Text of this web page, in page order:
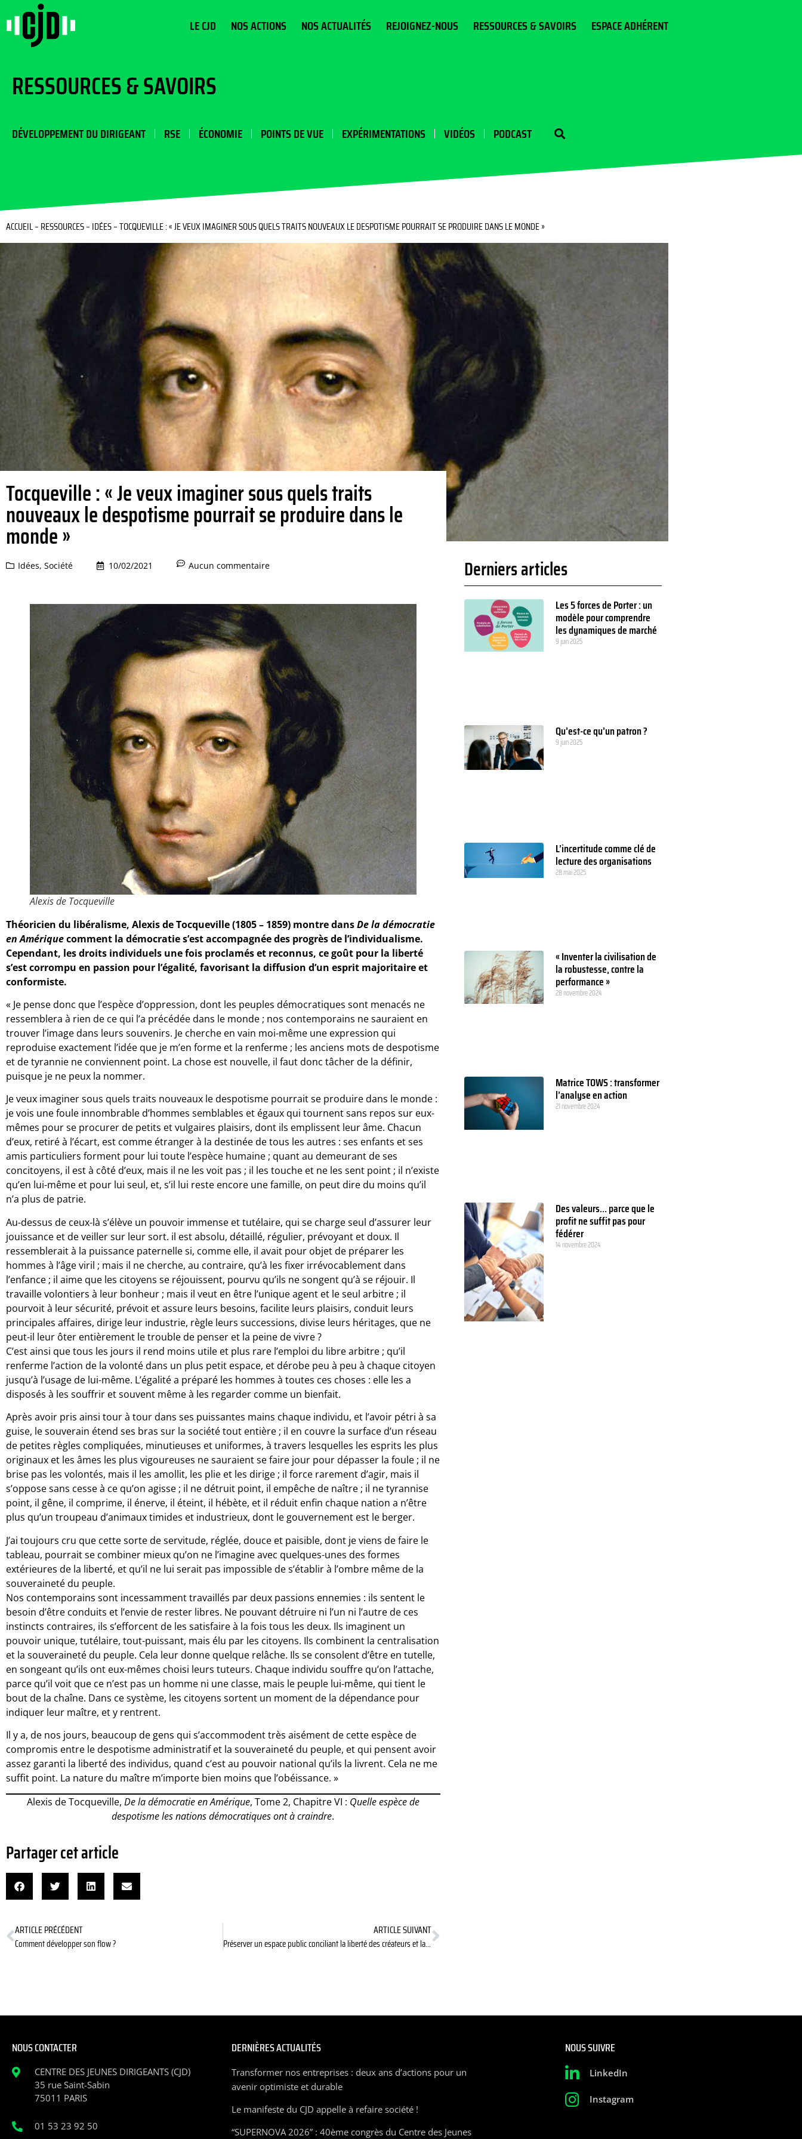
LE CJD NOS ACTIONS NOS ACTUALITÉS REJOIGNEZ-NOUS RESSOURCES & SAVOIRS ESPACE ADHÉRENT
RESSOURCES & SAVOIRS
DÉVELOPPEMENT DU DIRIGEANT RSE ÉCONOMIE POINTS DE VUE EXPÉRIMENTATIONS VIDÉOS PODCAST
ACCUEIL– RESSOURCES– IDÉES–TOCQUEVILLE : « JE VEUX IMAGINER SOUS QUELS TRAITS NOUVEAUX LE DESPOTISME POURRAIT SE PRODUIRE DANS LE MONDE »
Tocqueville : « Je veux imaginer sous quels traits
nouveaux le despotisme pourrait se produire dans le
monde »
Idées, Société 10/02/2021 Aucun commentaire
Alexis de Tocqueville
Théoricien du libéralisme, Alexis de Tocqueville (1805 – 1859) montre dansDe la démocratie
en Amériquecomment la démocratie s’est accompagnée des progrès de l’individualisme.
Cependant, les droits individuels une fois proclamés et reconnus, ce goût pour la liberté
s’est corrompu en passion pour l’égalité, favorisant la diffusion d’un esprit majoritaire et
conformiste.
« Je pense donc que l’espèce d’oppression, dont les peuples démocratiques sont menacés ne
ressemblera à rien de ce qui l’a précédée dans le monde ; nos contemporains ne sauraient en
trouver l’image dans leurs souvenirs. Je cherche en vain moi-même une expression qui
reproduise exactement l’idée que je m’en forme et la renferme ; les anciens mots de despotisme
et de tyrannie ne conviennent point. La chose est nouvelle, il faut donc tâcher de la définir,
puisque je ne peux la nommer.
Je veux imaginer sous quels traits nouveaux le despotisme pourrait se produire dans le monde :
je vois une foule innombrable d’hommes semblables et égaux qui tournent sans repos sur eux-
mêmes pour se procurer de petits et vulgaires plaisirs, dont ils emplissent leur âme. Chacun
d’eux, retiré à l’écart, est comme étranger à la destinée de tous les autres : ses enfants et ses
amis particuliers forment pour lui toute l’espèce humaine ; quant au demeurant de ses
concitoyens, il est à côté d’eux, mais il ne les voit pas ; il les touche et ne les sent point ; il n’existe
qu’en lui-même et pour lui seul, et, s’il lui reste encore une famille, on peut dire du moins qu’il
n’a plus de patrie.
Au-dessus de ceux-là s’élève un pouvoir immense et tutélaire, qui se charge seul d’assurer leur
jouissance et de veiller sur leur sort. il est absolu, détaillé, régulier, prévoyant et doux. Il
ressemblerait à la puissance paternelle si, comme elle, il avait pour objet de préparer les
hommes à l’âge viril ; mais il ne cherche, au contraire, qu’à les fixer irrévocablement dans
l’enfance ; il aime que les citoyens se réjouissent, pourvu qu’ils ne songent qu’à se réjouir. Il
travaille volontiers à leur bonheur ; mais il veut en être l’unique agent et le seul arbitre ; il
pourvoit à leur sécurité, prévoit et assure leurs besoins, facilite leurs plaisirs, conduit leurs
principales affaires, dirige leur industrie, règle leurs successions, divise leurs héritages, que ne
peut-il leur ôter entièrement le trouble de penser et la peine de vivre ?
C’est ainsi que tous les jours il rend moins utile et plus rare l’emploi du libre arbitre ; qu’il
renferme l’action de la volonté dans un plus petit espace, et dérobe peu à peu à chaque citoyen
jusqu’à l’usage de lui-même. L’égalité a préparé les hommes à toutes ces choses : elle les a
disposés à les souffrir et souvent même à les regarder comme un bienfait.
Après avoir pris ainsi tour à tour dans ses puissantes mains chaque individu, et l’avoir pétri à sa
guise, le souverain étend ses bras sur la société tout entière ; il en couvre la surface d’un réseau
de petites règles compliquées, minutieuses et uniformes, à travers lesquelles les esprits les plus
originaux et les âmes les plus vigoureuses ne sauraient se faire jour pour dépasser la foule ; il ne
brise pas les volontés, mais il les amollit, les plie et les dirige ; il force rarement d’agir, mais il
s’oppose sans cesse à ce qu’on agisse ; il ne détruit point, il empêche de naître ; il ne tyrannise
point, il gêne, il comprime, il énerve, il éteint, il hébète, et il réduit enfin chaque nation a n’être
plus qu’un troupeau d’animaux timides et industrieux, dont le gouvernement est le berger.
J’ai toujours cru que cette sorte de servitude, réglée, douce et paisible, dont je viens de faire le
tableau, pourrait se combiner mieux qu’on ne l’imagine avec quelques-unes des formes
extérieures de la liberté, et qu’il ne lui serait pas impossible de s’établir à l’ombre même de la
souveraineté du peuple.
Nos contemporains sont incessamment travaillés par deux passions ennemies : ils sentent le
besoin d’être conduits et l’envie de rester libres. Ne pouvant détruire ni l’un ni l’autre de ces
instincts contraires, ils s’efforcent de les satisfaire à la fois tous les deux. Ils imaginent un
pouvoir unique, tutélaire, tout-puissant, mais élu par les citoyens. Ils combinent la centralisation
et la souveraineté du peuple. Cela leur donne quelque relâche. Ils se consolent d’être en tutelle,
en songeant qu’ils ont eux-mêmes choisi leurs tuteurs. Chaque individu souffre qu’on l’attache,
parce qu’il voit que ce n’est pas un homme ni une classe, mais le peuple lui-même, qui tient le
bout de la chaîne. Dans ce système, les citoyens sortent un moment de la dépendance pour
indiquer leur maître, et y rentrent.
Il y a, de nos jours, beaucoup de gens qui s’accommodent très aisément de cette espèce de
compromis entre le despotisme administratif et la souveraineté du peuple, et qui pensent avoir
assez garanti la liberté des individus, quand c’est au pouvoir national qu’ils la livrent. Cela ne me
suffit point. La nature du maître m’importe bien moins que l’obéissance. »
Alexis de Tocqueville, De la démocratie en Amérique, Tome 2, Chapitre VI : Quelle espèce de
despotisme les nations démocratiques ont à craindre.
Partager cet article
ARTICLE PRÉCÉDENT
Comment développer son flow ?
ARTICLE SUIVANT
Préserver un espace public conciliant la liberté des créateurs et la protection de leurs droits
Derniers articles
Les 5 forces de Porter : un
modèle pour comprendre
les dynamiques de marché
9 juin 2025
Qu’est-ce qu’un patron ?
9 juin 2025
L’incertitude comme clé de
lecture des organisations
28 mai 2025
« Inventer la civilisation de
la robustesse, contre la
performance »
28 novembre 2024
Matrice TOWS : transformer
l’analyse en action
21 novembre 2024
Des valeurs… parce que le
profit ne suffit pas pour
fédérer
14 novembre 2024
NOUS CONTACTER
CENTRE DES JEUNES DIRIGEANTS (CJD)
35 rue Saint-Sabin
75011 PARIS
01 53 23 92 50
DERNIÈRES ACTUALITÉS
Transformer nos entreprises : deux ans d’actions pour un
avenir optimiste et durable
Le manifeste du CJD appelle à refaire société !
“SUPERNOVA 2026” : 40ème congrès du Centre des Jeunes
NOUS SUIVRE
LinkedIn
Instagram